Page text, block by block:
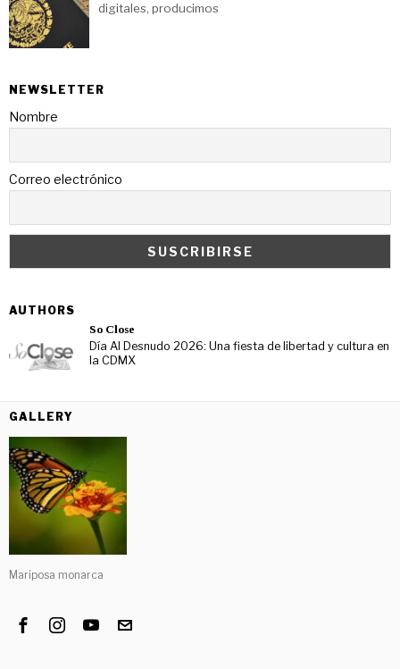
digitales, producimos
NEWSLETTER
Nombre
Correo electrónico
AUTHORS
So Close
Día Al Desnudo 2026: Una fiesta de libertad y cultura en
la CDMX
GALLERY
Mariposa monarca